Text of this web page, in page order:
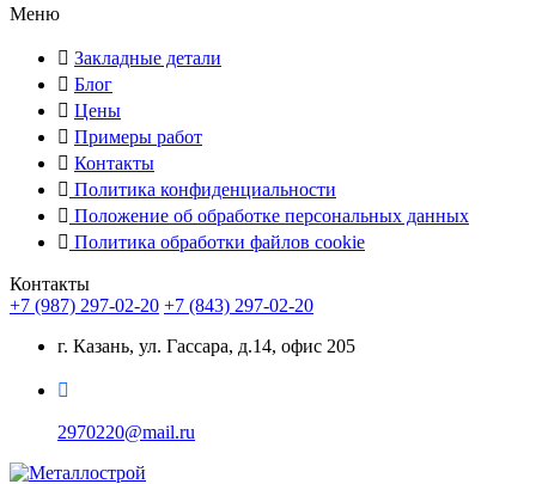
Меню
Закладные детали
Блог
Цены
Примеры работ
Контакты
Политика конфиденциальности
Положение об обработке персональных данных
Политика обработки файлов cookie
Контакты
+7 (987) 297-02-20 +7 (843) 297-02-20
г. Казань, ул. Гассара, д.14, офис 205
2970220@mail.ru